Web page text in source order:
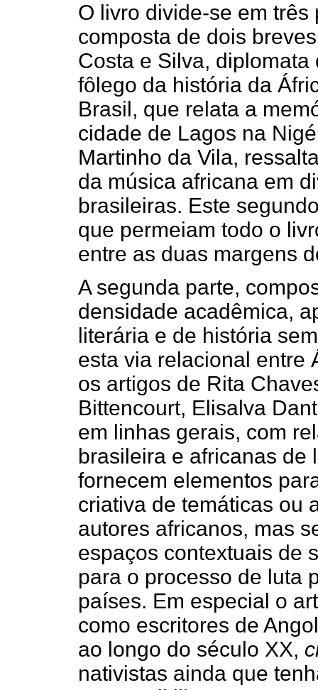
O livro divide-se em três
composta de dois
Costa e Silva,
fôlego da história da
Brasil, que relata a
cidade de Lagos na
Martinho da Vila,
da música africana em
brasileiras. Este
que permeiam todo o
entre as duas margens
A segunda parte,
densidade acadêmica,
literária e de história
esta via relacional entre
os artigos de Rita
Bittencourt, Elisalva
em linhas gerais, com
brasileira e africanas de
fornecem elementos
criativa de temáticas ou
autores africanos, mas
espaços contextuais de
para o processo de luta
países. Em especial o
como escritores de
ao longo do século XX,
nativistas ainda que